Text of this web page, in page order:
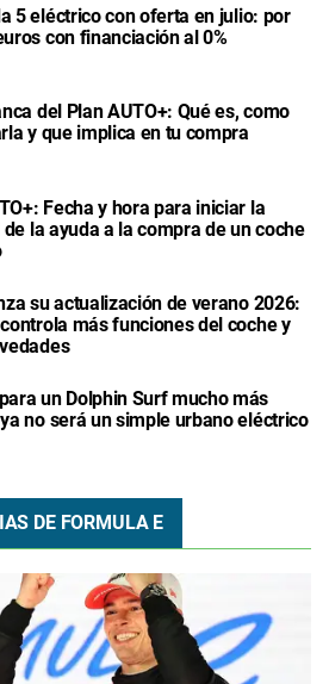
5 eléctrico con oferta en julio: por
con financiación al 0%
del Plan AUTO+: Qué es, como
y que implica en tu compra
Fecha y hora para iniciar la
la ayuda a la compra de un coche
su actualización de verano 2026:
más funciones del coche y
un Dolphin Surf mucho más
no será un simple urbano eléctrico
DE FORMULA E